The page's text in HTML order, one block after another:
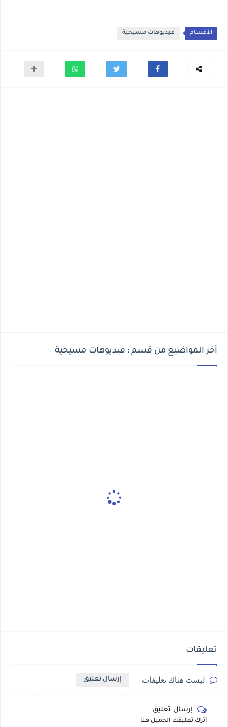
الأقسام فيديوهات مسيحية
أخر المواضيع من قسم : فيديوهات مسيحية
تعليقات
ليست هناك تعليقات إرسال تعليق
إرسال تعليق
أترك تعليقك الجميل هنا